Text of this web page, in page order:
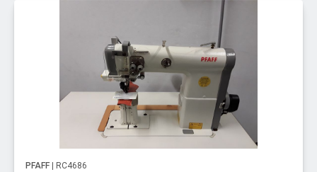
PFAFF | RC4686